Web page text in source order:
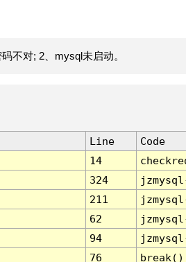
不对; 2、mysql未启动。
Line
Code
14
324
211
62
94
76 break()